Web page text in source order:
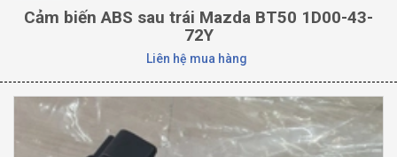
Cảm biến ABS sau trái Mazda BT50 1D00-43-
72Y
Liên hệ mua hàng